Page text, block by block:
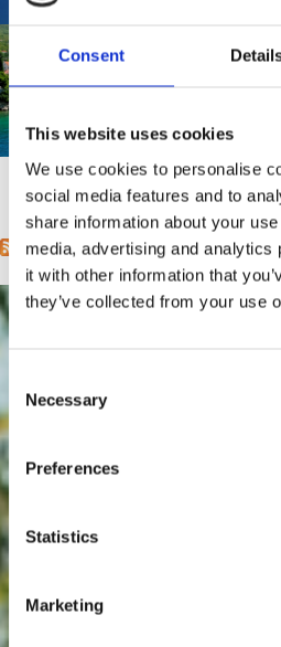
Consent
This website uses cookies
We use cookies to personalise
social media features and to
share information about your
media, advertising and
it with other information that
they’ve collected from your use
Selection
Necessary
Preferences
Statistics
Marketing
VALI
Mjesto:
Stranice 1 2 sljedeća ›